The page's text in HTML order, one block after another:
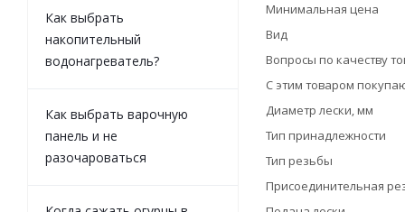
Минимальная цена
Вид
Вопросы по качеству
С этим товаром
Диаметр лески, мм
Тип принадлежности
Тип резьбы
Присоединительная
Как выбрать
накопительный
водонагреватель?
Как выбрать варочную
панель и не
разочароваться